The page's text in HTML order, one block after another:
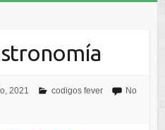
2021 codigos fever
No